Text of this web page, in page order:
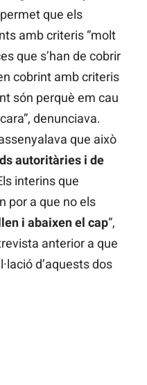
que els
amb criteris “molt
que s’han de cobrir
cobrint amb criteris
són perquè em cau
denunciava.
que això
autoritàries i de
interins que
por a que no els
i abaixen el cap“,
anterior a que
d’aquests dos